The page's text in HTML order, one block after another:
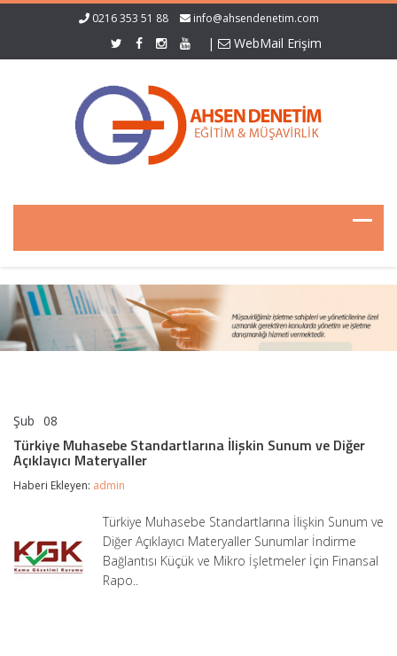
0216 353 51 88 info@ahsendenetim.com
| WebMail Erişim
Şub 08
Standartlarına
İlişkin
Sunum
Açıklayıcı
Materyaller
için
Türkiye Muhasebe Standartlarına İlişkin Sunum ve Diğer
Açıklayıcı Materyaller
Haberi Ekleyen: admin
Türkiye Muhasebe Standartlarına İlişkin Sunum ve
Diğer Açıklayıcı Materyaller Sunumlar İndirme
Bağlantısı Küçük ve Mikro İşletmeler İçin Finansal
Rapo..